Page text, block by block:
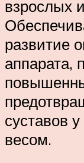
взрослых
развитие
аппарата,
суставов
весом.